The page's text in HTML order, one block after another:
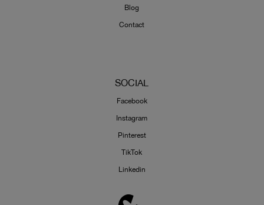
Blog
Contact
SOCIAL
Facebook
Instagram
Pinterest
TikTok
Linkedin